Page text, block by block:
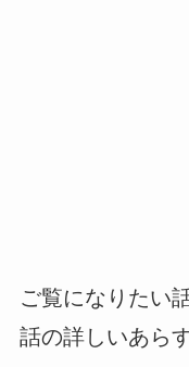
ご覧になりたい
話の詳しいあら